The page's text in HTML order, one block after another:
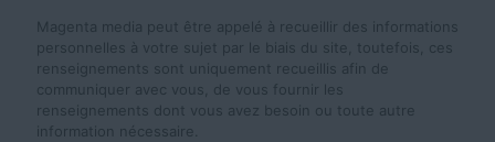
Magenta media peut être appelé à recueillir des informations
personnelles à votre sujet par le biais du site, toutefois, ces
renseignements sont uniquement recueillis afin de
communiquer avec vous, de vous fournir les
renseignements dont vous avez besoin ou toute autre
information nécessaire.